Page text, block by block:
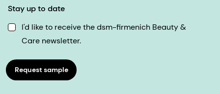
Stay up to date
I'd like to receive the dsm-firmenich Beauty &
Care newsletter.
Request sample